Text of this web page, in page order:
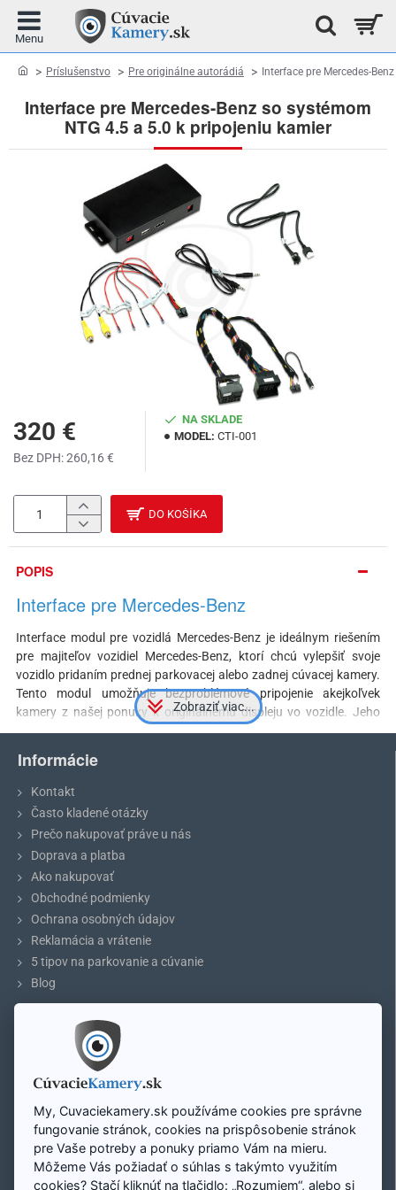
Interface pre Mercedes-Benz so systémom
NTG 4.5 a 5.0 k pripojeniu kamier
homePríslušenstvo Pre originálne autorádiá Interface pre Mercedes-
320 €
Bez DPH: 260,16 €
NA SKLADE
MODEL: CTI-001
DO KOŠÍKA
POPIS
Interface pre Mercedes-Benz
Interface modul pre vozidlá Mercedes-Benz je ideálnym riešením
pre majiteľov vozidiel Mercedes-Benz, ktorí chcú vylepšiť svoje
vozidlo pridaním prednej parkovacej alebo zadnej cúvacej kamery.
Tento modul umožňuje bezproblémové pripojenie akejkoľvek
kamery z našej ponuky k originálnemu displeju vo vozidle. Jeho
hlavnou úlohou je dekódovanie signálu z neoriginálnej kamery a
vozidla. Vďaka tomu je možné zobraziť obraz z kamery priamo na
displeji vozidla, bez potreby externého monitoru. Po inštalácií sa
obraz kamery zobrazí automaticky po zaradení spiatočky, alebo
manuálne cez ovládanie na monitore.
Kompatibilita s vozidlami
2014 - 2020 Mercedes GLA (X156)
2011 - 2018 Mercedes B-Class (W246)
2011 - 2014 Mercedes C-Class (W204)
2011 - 2019 Mercedes ML (W166)
2013 - 2018 Mercedes A-Class (W176)
2013 - 2019 Mercedes CLA (C117)
2013 - 2019 Mercedes GL (X166)
Špecifikácia prepojenia interface so systémom
vozidla
Informácie
Kontakt
Často kladené otázky
Prečo nakupovať práve u nás
Doprava a platba
Ako nakupovať
Obchodné podmienky
Ochrana osobných údajov
Reklamácia a vrátenie
5 tipov na parkovanie a cúvanie
Blog
Môj účet
Registrácia účtu
Mapa stránky
Zavolajte nám:
My, Cuvaciekamery.sk používáme cookies pre správne
fungovanie stránok, cookies na prispôsobenie stránok
pre Vaše potreby a ponuky priamo Vám na mieru.
Môžeme Vás požiadať o súhlas s takýmto využitím
cookies? Stačí kliknúť na tlačidlo: „Rozumiem“, alebo si